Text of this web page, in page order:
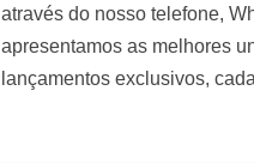
através do nosso telefone,
apresentamos as melhores
lançamentos exclusivos,